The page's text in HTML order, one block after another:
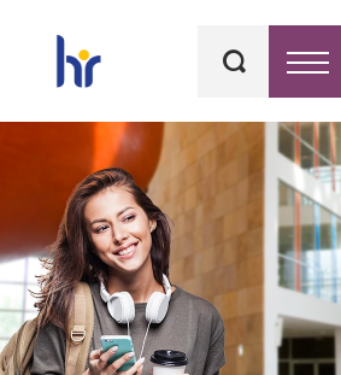
kluczowe